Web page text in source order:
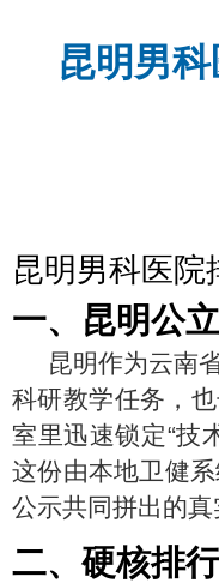
昆明男
昆明男科医
一、昆明公
昆明作为云南
科研教学任务，
室里迅速锁定“技
这份由本地卫健
公示共同拼出的真
二、硬核排